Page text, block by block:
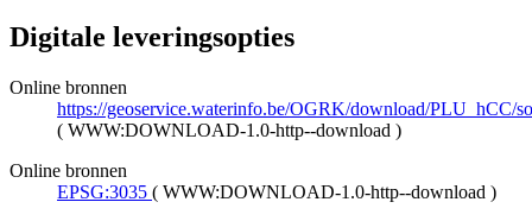
Digitale leveringsopties
Online bronnen
https://geoservice.waterinfo.be/OGRK/download/PLU_hCC/
( WWW:DOWNLOAD-1.0-http--download )
Online bronnen
EPSG:3035 ( WWW:DOWNLOAD-1.0-http--download )